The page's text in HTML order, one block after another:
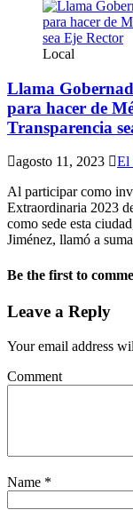
Local
Llama
para hacer de
Transparencia
agosto 11, 2023 El
Al participar como
Extraordinaria 2023
como sede esta
Jiménez, llamó a
Be the first to
Leave a Reply
Your email address
Comment
Name *